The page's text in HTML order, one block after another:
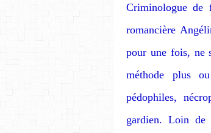
Criminologue de
romancière
pour une fois, ne
méthode plus
pédophiles,
gardien. Loin de